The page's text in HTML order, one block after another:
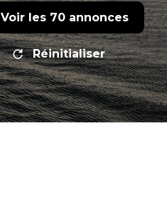
Voir les 70 annonces
Réinitialiser